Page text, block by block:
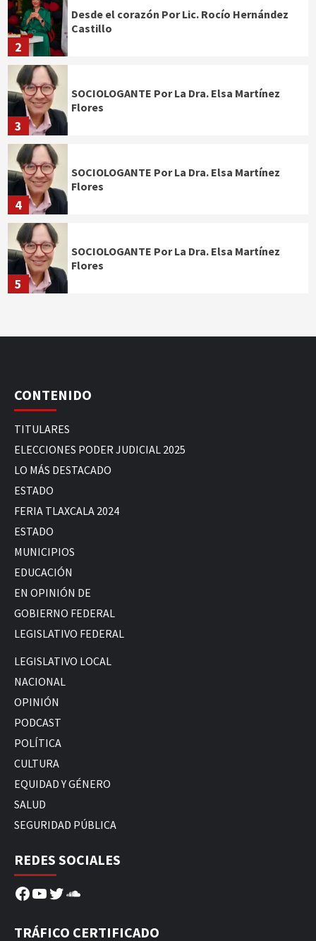
2
Desde el corazón Por Lic. Rocío Hernández
Castillo
3
SOCIOLOGANTE Por La Dra. Elsa Martínez
Flores
4
SOCIOLOGANTE Por La Dra. Elsa Martínez
Flores
5
SOCIOLOGANTE Por La Dra. Elsa Martínez
Flores
CONTENIDO
TITULARES
ELECCIONES PODER JUDICIAL 2025
LO MÁS DESTACADO
ESTADO
FERIA TLAXCALA 2024
ESTADO
MUNICIPIOS
EDUCACIÓN
EN OPINIÓN DE
GOBIERNO FEDERAL
LEGISLATIVO FEDERAL
LEGISLATIVO LOCAL
NACIONAL
OPINIÓN
PODCAST
POLÍTICA
CULTURA
EQUIDAD Y GÉNERO
SALUD
SEGURIDAD PÚBLICA
REDES SOCIALES
Facebook
YouTube
Twitter
SoundCloud
TRÁFICO CERTIFICADO